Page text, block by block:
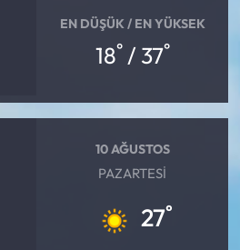
EN DÜŞÜK / EN YÜKSEK
18°/ 37°
10 AĞUSTOS
PAZARTESI
27°